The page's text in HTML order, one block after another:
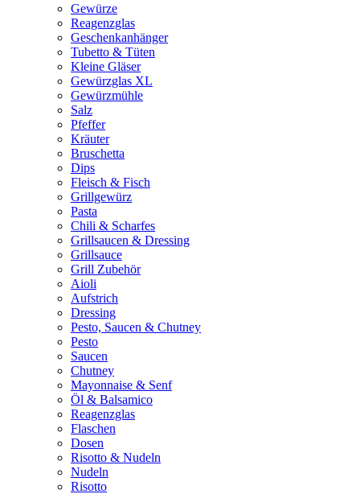
Gewürze
Reagenzglas
Geschenkanhänger
Tubetto & Tüten
Kleine Gläser
Gewürzglas XL
Gewürzmühle
Salz
Pfeffer
Kräuter
Bruschetta
Dips
Fleisch & Fisch
Grillgewürz
Pasta
Chili & Scharfes
Grillsaucen & Dressing
Grillsauce
Grill Zubehör
Aioli
Aufstrich
Dressing
Pesto, Saucen & Chutney
Pesto
Saucen
Chutney
Mayonnaise & Senf
Öl & Balsamico
Reagenzglas
Flaschen
Dosen
Risotto & Nudeln
Nudeln
Risotto